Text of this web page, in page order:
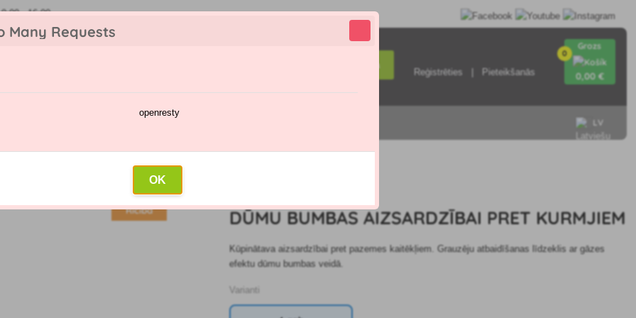
Many Requests
openresty
OK
- 16:00
Meklēšana
Reģistrēties Pieteikšanās
0
Grozs
0,00 €
LV
Dūmu bumbas aizsardzībai pret kurmjiem
Rīcība DŪMU BUMBAS AIZSARDZĪBAI PRET KURMJIEM
Kūpinātava aizsardzībai pret pazemes kaitēkļiem. Grauzēju atbaidīšanas līdzeklis ar gāzes
efektu dūmu bumbas veidā.
Varianti